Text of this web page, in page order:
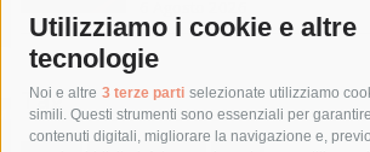
Utilizziamo i cookie e altre
tecnologie
Noi e altre 3 terze parti selezionate utilizziamo
simili. Questi strumenti sono essenziali per
contenuti digitali, migliorare la navigazione e,
Tag